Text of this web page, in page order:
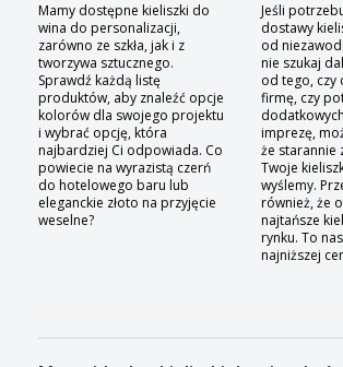
Mamy dostępne kieliszki do
wina do personalizacji,
zarówno ze szkła, jak i z
tworzywa sztucznego.
Sprawdź każdą listę
produktów, aby znaleźć opcje
kolorów dla swojego projektu
i wybrać opcję, która
najbardziej Ci odpowiada. Co
powiecie na wyrazistą czerń
do hotelowego baru lub
eleganckie złoto na przyjęcie
weselne?
Jeśli
dostawy
od
nie szukaj
od tego, czy
firmę, czy
imprezę,
że starannie
Twoje
wyślemy.
również, że
najtańsze
rynku. To
najniższej